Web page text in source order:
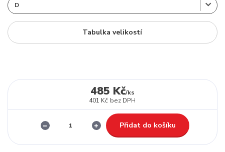
Tabulka velikostí
485 Kč/ks
401 Kč bez DPH
Přidat do košíku